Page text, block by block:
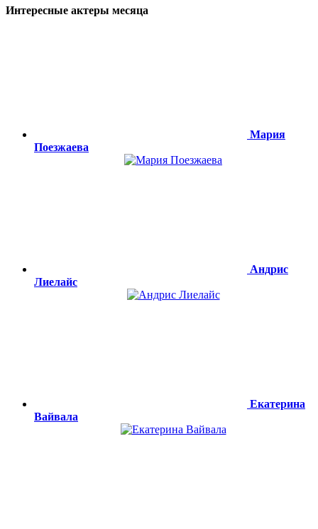
Интересные актеры месяца
Мария
Поезжаева
Андрис
Лиелайс
Екатерина
Вайвала